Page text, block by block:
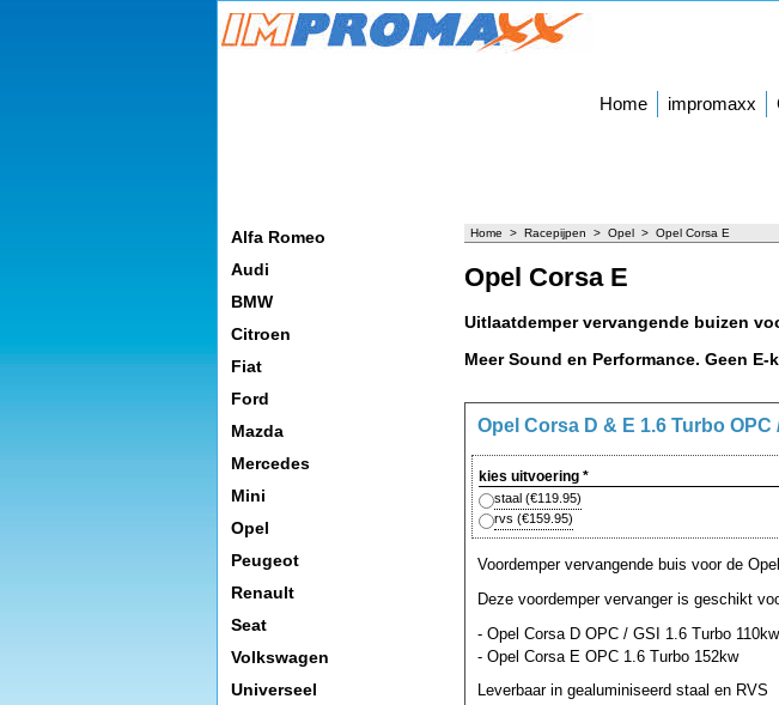
Home impromaxx
Alfa Romeo
Audi
BMW
Citroen
Fiat
Ford
Mazda
Mercedes
Mini
Opel
Peugeot
Renault
Seat
Volkswagen
Universeel
Home > Racepijpen > Opel > Opel Corsa E
Opel Corsa E
Uitlaatdemper vervangende buizen
Meer Sound en Performance. Geen E-
Opel Corsa D & E 1.6 Turbo
kies uitvoering *
staal (€119.95)
rvs (€159.95)
Voordemper vervangende buis voor de
Deze voordemper vervanger is geschikt
- Opel Corsa D OPC / GSI 1.6 Turbo
- Opel Corsa E OPC 1.6 Turbo 152kw
Leverbaar in gealuminiseerd staal en RVS